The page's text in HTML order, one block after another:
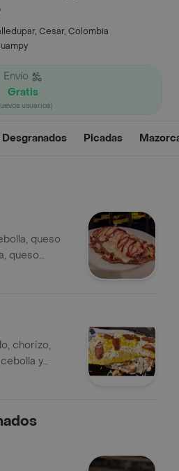
Cesar, Colombia
Envío
Gratis
usuarios)
Desgranados Picadas
queso
queso
y
chorizo,
y